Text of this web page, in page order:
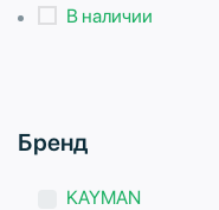
В наличии
Бренд
KAYMAN